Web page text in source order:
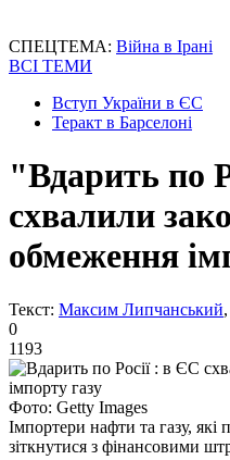
СПЕЦТЕМА: Війна в Ірані
ВСІ ТЕМИ
Вступ України в ЄС
Теракт в Барселоні
"Вдарить по
схвалили
обмеження
Текст: Максим Липчанський
0
1193
Фото: Getty Images
Імпортери нафти та газу,
зіткнутися з фінансовими